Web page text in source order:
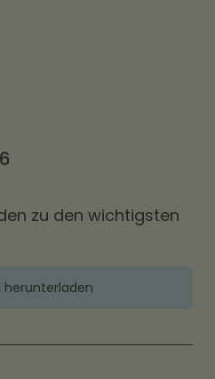
zu den wichtigsten
herunterladen